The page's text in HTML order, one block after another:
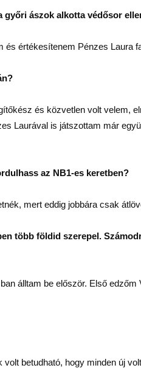
győri ászok alkotta védősor
értékesítenem Pénzes Laura
és közvetlen volt velem,
Laurával is játszottam már
az NB1-es keretben?
mert eddig jobbára csak
több földid szerepel.
álltam be először. Első
betudható, hogy minden új